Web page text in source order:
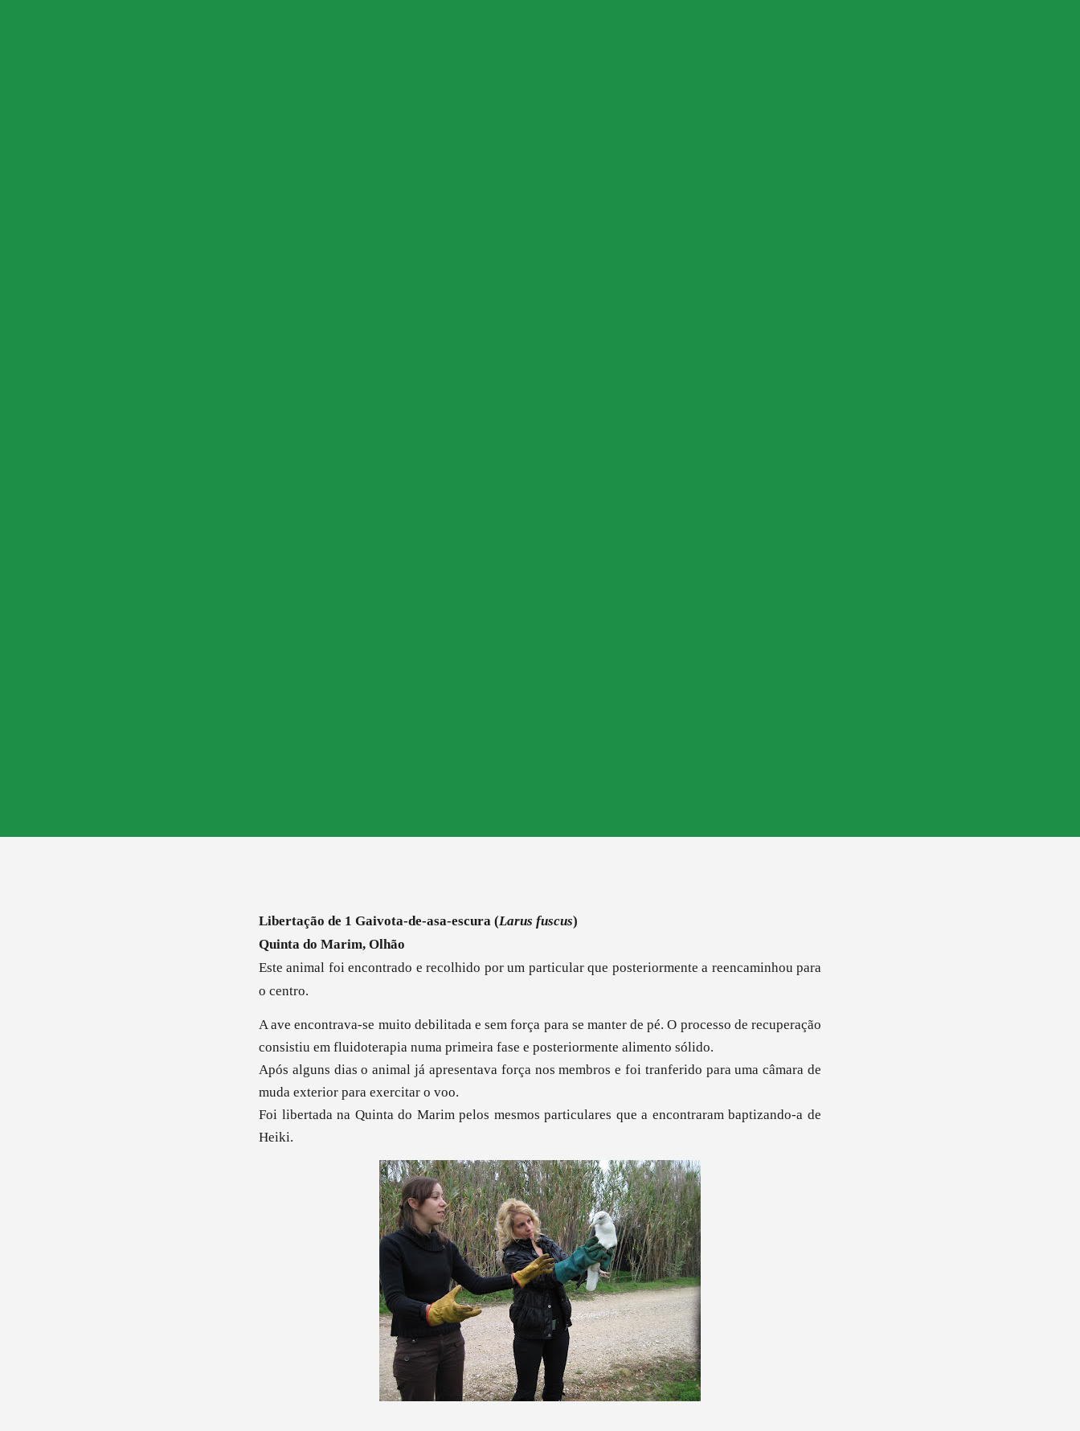
Libertação de 1 Gaivota-de-asa-escura (Larus fuscus)
Quinta do Marim, Olhão
Este animal foi encontrado e recolhido por um particular que posteriormente a reencaminhou para
o centro.
A ave encontrava-se muito debilitada e sem força para se manter de pé. O processo de recuperação
consistiu em fluidoterapia numa primeira fase e posteriormente alimento sólido.
Após alguns dias o animal já apresentava força nos membros e foi tranferido para uma câmara de
muda exterior para exercitar o voo.
Foi libertada na Quinta do Marim pelos mesmos particulares que a encontraram baptizando-a de
Heiki.